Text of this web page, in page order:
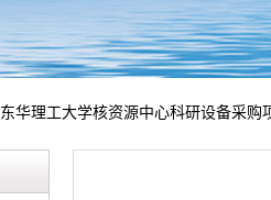
东华理工大学核资源中心科研设备采购